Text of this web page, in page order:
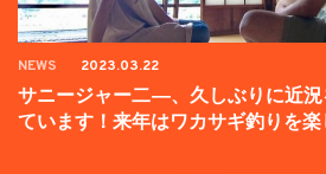
NEWS 2023.03.22
サニージャー二―、久しぶりに近況
ています！来年はワカサギ釣りを楽